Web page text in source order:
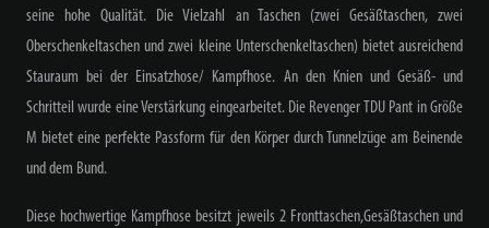
seine hohe Qualität. Die Vielzahl an Taschen (zwei Gesäßtaschen, zwei
Oberschenkeltaschen und zwei kleine Unterschenkeltaschen) bietet ausreichend
Stauraum bei der Einsatzhose/ Kampfhose. An den Knien und Gesäß- und
Schritteil wurde eine Verstärkung eingearbeitet. Die Revenger TDU Pant in Größe
M bietet eine perfekte Passform für den Körper durch Tunnelzüge am Beinende
und dem Bund.
Diese hochwertige Kampfhose besitzt jeweils 2 Fronttaschen,Gesäßtaschen und